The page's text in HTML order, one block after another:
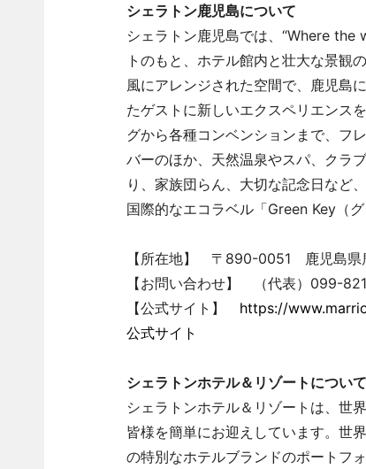
シェラトン鹿児島について
シェラトン鹿児島では、“Where
トのもと、ホテル館内と壮大な景観
風にアレンジされた空間で、鹿児島
たゲストに新しいエクスペリエンス
グから各種コンベンションまで、フ
バーのほか、天然温泉やスパ、クラ
り、家族団らん、大切な記念日など
国際的なエコラベル「Green Key（
【所在地】 〒890-0051 鹿児島県
【お問い合わせ】 （代表）099-
【公式サイト】 https://
公式サイト
シェラトンホテル＆リゾートについて
シェラトンホテル＆リゾートは、世
皆様を簡単にお迎えしています。世
の特別なホテルブランドのポートフ